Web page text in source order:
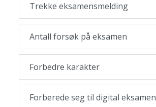
Trekke eksamensmelding
Antall forsøk på eksamen
Forbedre karakter
Forberede seg til digital eksamen